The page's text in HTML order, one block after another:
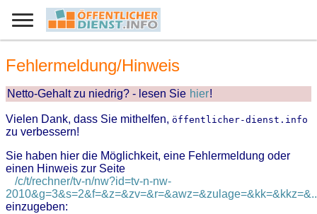
Fehlermeldung/Hinweis
Netto-Gehalt zu niedrig? - lesen Sie hier!
Vielen Dank, dass Sie mithelfen, öffentlicher-dienst.info
zu verbessern!
Sie haben hier die Möglichkeit, eine Fehlermeldung oder
einen Hinweis zur Seite
/c/t/rechner/tv-n/nw?id=tv-n-nw-
einzugeben: